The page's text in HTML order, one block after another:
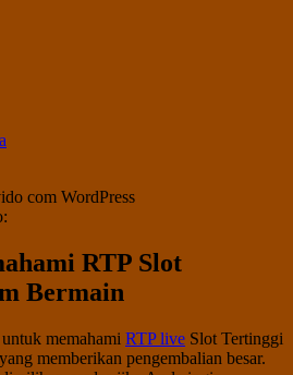
com WordPress
RTP Slot
Bermain
memahami RTP live Slot Tertinggi
memberikan pengembalian besar.